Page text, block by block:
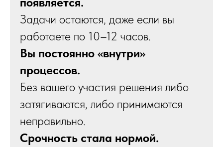
Задачи остаются, даже если вы
работаете по 10–12 часов.
Вы постоянно «внутри»
процессов.
Без вашего участия решения либо
затягиваются, либо принимаются
неправильно.
Срочность стала нормой.